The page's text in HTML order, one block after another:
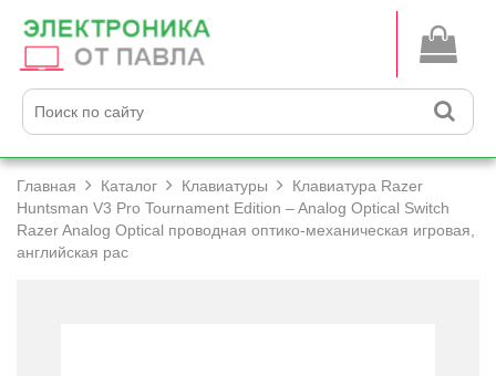
Главная Каталог Клавиатуры
Клавиатура Razer
Huntsman V3 Pro Tournament Edition – Analog Optical Switch
Razer Analog Optical проводная оптико-механическая игровая,
английская рас